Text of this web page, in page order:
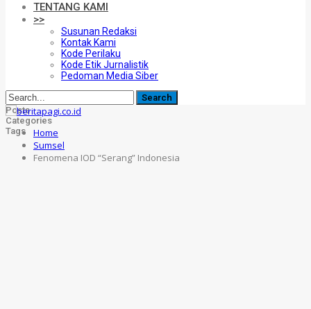
TENTANG KAMI
>>
Susunan Redaksi
Kontak Kami
Kode Perilaku
Kode Etik Jurnalistik
Pedoman Media Siber
Posts
Categories
Tags
Home
Sumsel
Fenomena IOD “Serang” Indonesia